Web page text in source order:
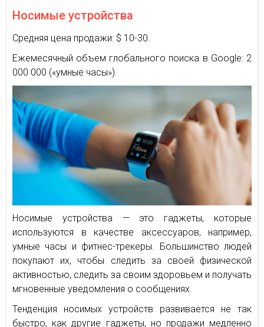
Носимые устройства
Средняя цена продажи: $ 10-30.
Ежемесячный объем глобального поиска в Google: 2
000 000 («умные часы»).
Носимые устройства — это гаджеты, которые
используются в качестве аксессуаров, например,
умные часы и фитнес-трекеры. Большинство людей
покупают их, чтобы следить за своей физической
активностью, следить за своим здоровьем и получать
мгновенные уведомления о сообщениях.
Тенденция носимых устройств развивается не так
быстро, как другие гаджеты, но продажи медленно